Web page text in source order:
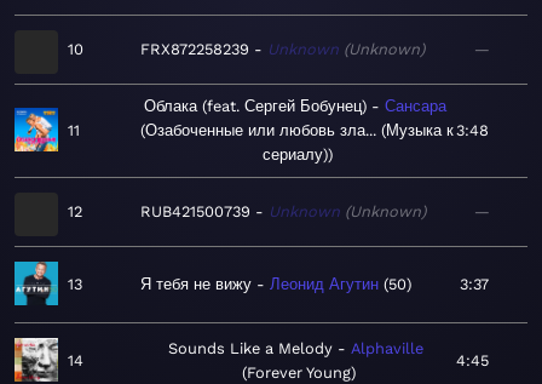
10 FRX872258239 Unknown Unknown —
11
Облака (feat. Сергей Бобунец)
Сансара
Озабоченные или любовь зла... (Музыка к
сериалу)
3:48
12 RUB421500739 Unknown Unknown —
13 Я тебя не вижу Леонид Агутин 50 3:37
14
Sounds Like a Melody
Alphaville
Forever Young
4:45